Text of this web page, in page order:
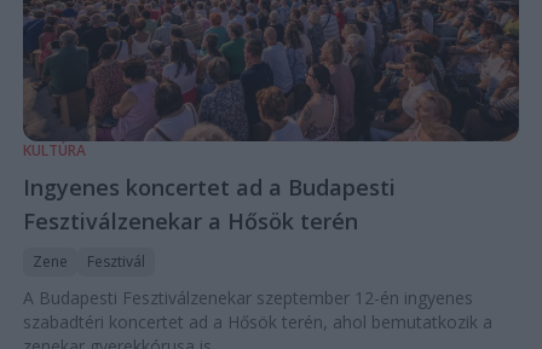
KULTÚRA
Ingyenes koncertet ad a Budapesti
Fesztiválzenekar a Hősök terén
Zene Fesztivál
A Budapesti Fesztiválzenekar szeptember 12-én ingyenes
szabadtéri koncertet ad a Hősök terén, ahol bemutatkozik a